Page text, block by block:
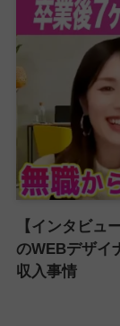
【インタビュ
のWEBデザイ
収入事情